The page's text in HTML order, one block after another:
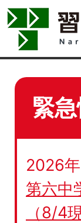
緊
2026
第六中
（8/4